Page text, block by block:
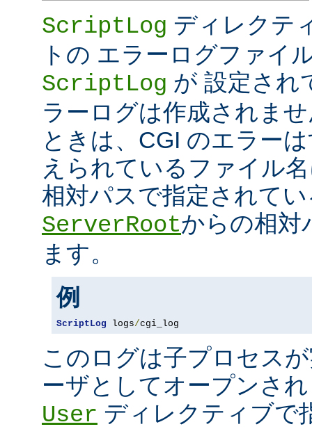
ScriptLog ディレクテ
トの エラーログファイ
ScriptLog が 設定され
ラーログは作成されま
ときは、CGI のエラー
えられているファイル
相対パスで指定されて
ServerRootからの相対
ます。
例
ScriptLog logs/cgi_log
このログは子プロセス
ーザとしてオープンさ
User ディレクティブで